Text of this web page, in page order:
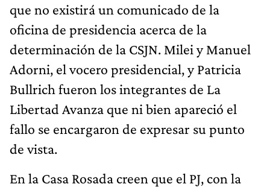
que no existirá un comunicado de la
oficina de presidencia acerca de la
determinación de la CSJN. Milei y Manuel
Adorni, el vocero presidencial, y Patricia
Bullrich fueron los integrantes de La
Libertad Avanza que ni bien apareció el
fallo se encargaron de expresar su punto
de vista.
En la Casa Rosada creen que el PJ, con la